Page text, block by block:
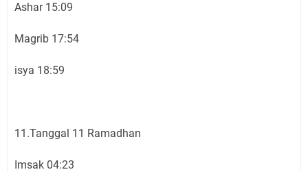
Ashar 15:09
Magrib 17:54
isya 18:59
11.Tanggal 11 Ramadhan
Imsak 04:23